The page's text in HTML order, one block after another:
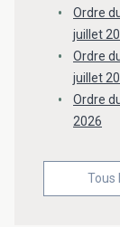
Ordre
juillet
Ordre
juillet
Ordre
2026
Tous